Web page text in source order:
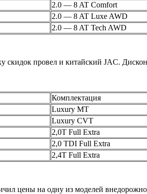
2.0 — 8 AT Comfort
2.0 — 8 AT Luxe AWD
2.0 — 8 AT Tech AWD
скидок провел и китайский JAC.
Комплектация
Luxury MT
Luxury CVT
2,0T Full Extra
2,0 TDI Full Extra
2,4T Full Extra
цены на одну из моделей